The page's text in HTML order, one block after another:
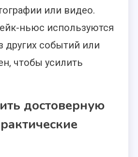
или видео.
ньюс используются
других событий или
чтобы усилить
достоверную